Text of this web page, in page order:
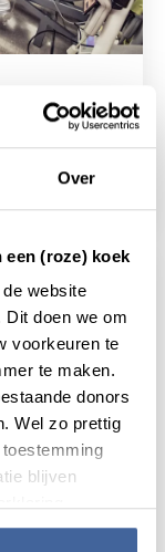
Over
(roze) koek
website
doen we om
voorkeuren te
te maken.
donors
Wel zo prettig
blijven